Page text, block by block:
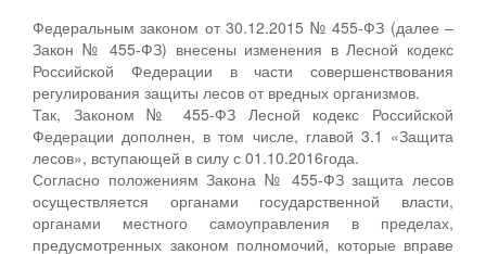
Федеральным законом от 30.12.2015 № 455-ФЗ (далее –
Закон № 455-ФЗ) внесены изменения в Лесной кодекс
Российской Федерации в части совершенствования
регулирования защиты лесов от вредных организмов.
Так, Законом № 455-ФЗ Лесной кодекс Российской
Федерации дополнен, в том числе, главой 3.1 «Защита
лесов», вступающей в силу с 01.10.2016года.
Согласно положениям Закона № 455-ФЗ защита лесов
осуществляется органами государственной власти,
органами местного самоуправления в пределах,
предусмотренных законом полномочий, которые вправе